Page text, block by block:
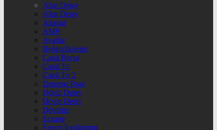
Altın Detay
Altın Detay
Altınlar
AMP
Ayarlar
Beğendiklerim
Canlı Borsa
Canlı Tv
Canlı Tv 2
Deneme Page
Döviz Detay
Döviz Detay
Dövizler
Eczane
Favori İçeriklerim